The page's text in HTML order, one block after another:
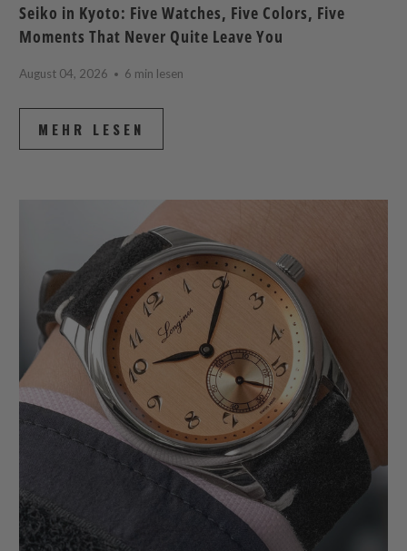
Seiko in Kyoto: Five Watches, Five Colors, Five
Moments That Never Quite Leave You
August 04, 2026 6 min lesen
MEHR LESEN